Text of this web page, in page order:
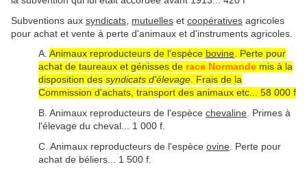
Subventions aux syndicats mutuelles et coopératives agricoles
pour achat et vente à perte d'animaux et d'instruments agricoles.
A. Animaux reproducteurs de l'espèce bovine. Perte pour
achat de taureaux et génisses de race Normande mis à la
disposition des syndicats d'élevage. Frais de la
Commission d'achats, transport des animaux etc... 58 000 f
B. Animaux reproducteurs de l'espèce chevaline . Primes à
l'élevage du cheval... 1 000 f.
C. Animaux reproducteurs de l'espèce ovine . Perte pour
achat de béliers... 1 500 f.